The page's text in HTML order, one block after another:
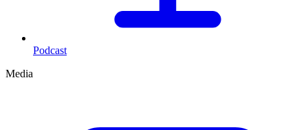
Podcast
Media